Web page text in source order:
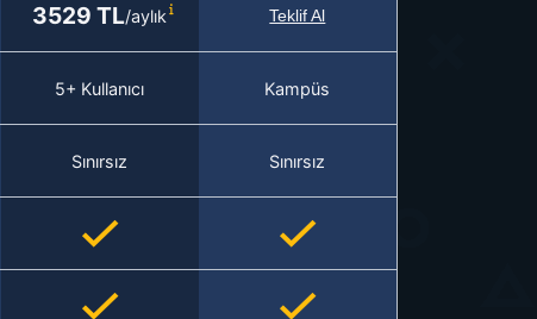
3529 TL/aylık Teklif Al
5+ Kullanıcı Kampüs
Sınırsız Sınırsız